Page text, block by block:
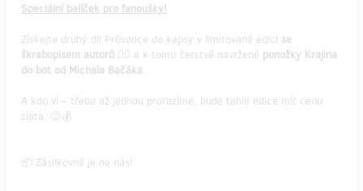
Speciální balíček pro fanoušky!
Získejte druhý díl Průvodce do kapsy v limitované edici se
škrabopisem autorů ✍🏻 a k tomu čerstvě navržené ponožky Krajina
do bot od Michala Bačáka.
A kdo ví – třeba až jednou prorazíme, bude tahle edice mít cenu
zlata. 😉💰
📦 Zásilkovné je na nás!